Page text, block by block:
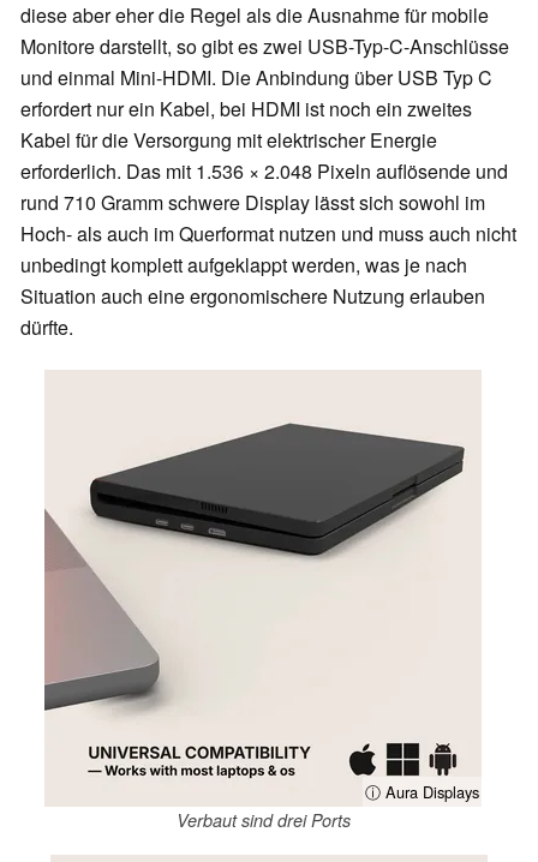
diese aber eher die Regel als die Ausnahme für mobile
Monitore darstellt, so gibt es zwei USB-Typ-C-Anschlüsse
und einmal Mini-HDMI. Die Anbindung über USB Typ C
erfordert nur ein Kabel, bei HDMI ist noch ein zweites
Kabel für die Versorgung mit elektrischer Energie
erforderlich. Das mit 1.536 × 2.048 Pixeln auflösende und
rund 710 Gramm schwere Display lässt sich sowohl im
Hoch- als auch im Querformat nutzen und muss auch nicht
unbedingt komplett aufgeklappt werden, was je nach
Situation auch eine ergonomischere Nutzung erlauben
dürfte.
ⓘ Aura Displays
Verbaut sind drei Ports